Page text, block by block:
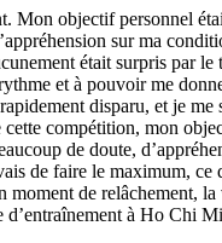
Mon objectif personnel
sur ma
était surpris par le
et à pouvoir me
disparu, et je me
compétition, mon
de doute,
de faire le maximum,
moment de relâchement,
d’entraînement à Ho Chi